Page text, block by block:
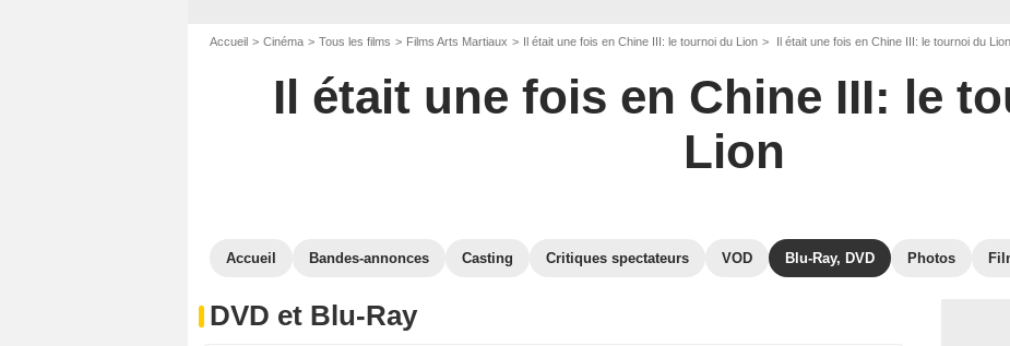
Accueil Cinéma Tous les films Films Arts Martiaux Il était une fois en Chine III: le tournoi du Lion Il était une fois en Chine III: le tournoi du
Il était une fois en Chine III: le
Lion
Accueil Bandes-annonces Casting Critiques spectateurs VOD Blu-Ray, DVD Photos
DVD et Blu-Ray